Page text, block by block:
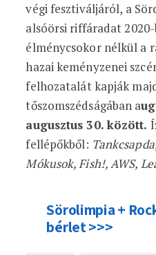
végi fesztiváljáról, a
alsóörsi riffáradat
élménycsokor nélkül a
hazai keményzenei
felhozatalát kapják
tőszomszédságában a
augusztus 30. között.
fellépőkből:
Mókusok, Fish!, AWS,
Sörolimpia +
bérlet >>>